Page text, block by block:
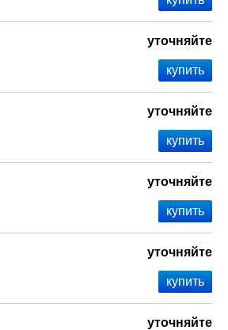
уточняйте
уточняйте
уточняйте
уточняйте
уточняйте